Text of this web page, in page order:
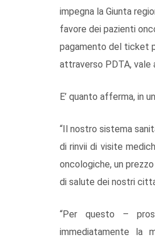
impegna la Giunta
favore dei pazienti
pagamento del ticket
attraverso PDTA, vale
E’ quanto afferma, in
“Il nostro sistema
di rinvii di visite
oncologiche, un
di salute dei nostri
“Per questo –
immediatamente la